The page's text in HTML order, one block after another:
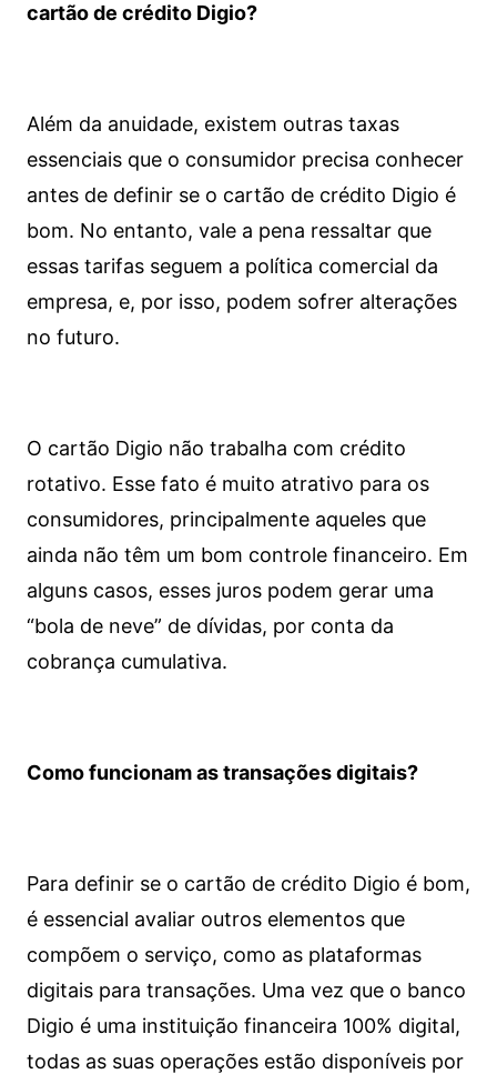
cartão de crédito Digio?
Além da anuidade, existem outras taxas
essenciais que o consumidor precisa conhecer
antes de definir se o cartão de crédito Digio é
bom. No entanto, vale a pena ressaltar que
essas tarifas seguem a política comercial da
empresa, e, por isso, podem sofrer alterações
no futuro.
O cartão Digio não trabalha com crédito
rotativo. Esse fato é muito atrativo para os
consumidores, principalmente aqueles que
ainda não têm um bom controle financeiro. Em
alguns casos, esses juros podem gerar uma
“bola de neve” de dívidas, por conta da
cobrança cumulativa.
Como funcionam as transações digitais?
Para definir se o cartão de crédito Digio é bom,
é essencial avaliar outros elementos que
compõem o serviço, como as plataformas
digitais para transações. Uma vez que o banco
Digio é uma instituição financeira 100% digital,
todas as suas operações estão disponíveis por